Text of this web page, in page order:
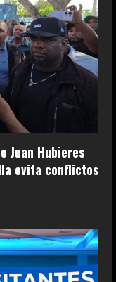
Juan Hubieres
evita conflictos